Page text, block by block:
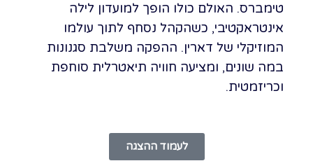
טימברס. האולם כולו הופך למועדון לילה
אינטראקטיבי, כשהקהל נסחף לתוך עולמו
המוזיקלי של דארין. ההפקה משלבת סגנונות
במה שונים, ומציעה חוויה תיאטרלית סוחפת
וכריזמטית.
לעמוד ההצגה